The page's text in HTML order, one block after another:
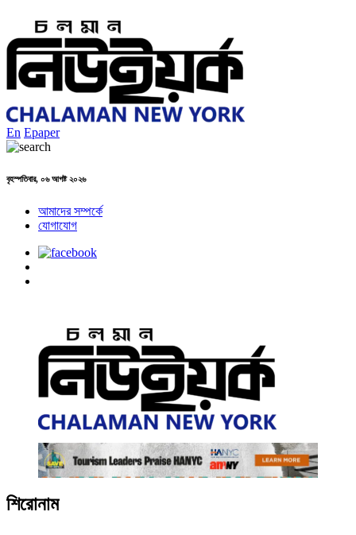
En Epaper
বৃহস্পতিবার, ০৬ আগষ্ট ২০২৬
আমাদের সম্পর্কে
যোগাযোগ
শিরোনাম